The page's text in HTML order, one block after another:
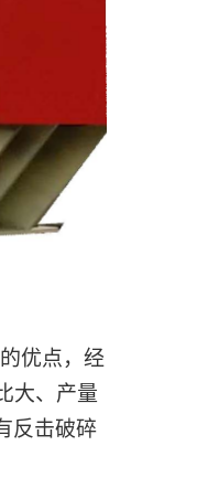
优点，经
大、产量
反击破碎